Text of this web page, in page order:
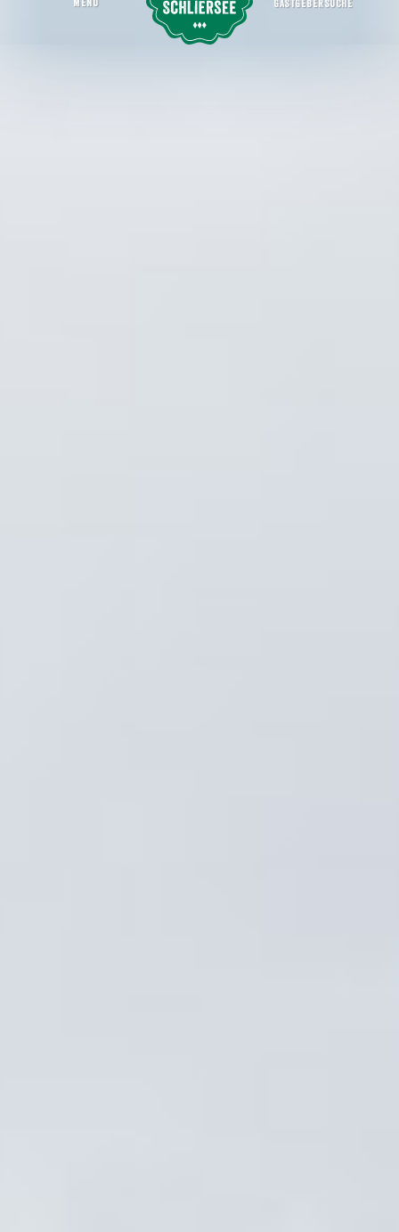
Schlierseer Kulturherbst: Brauch und Gebrauch
MENU GASTGEBERSUCHE